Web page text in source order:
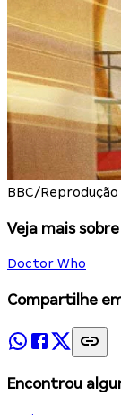
BBC/Reprodução
Veja mais sobre
Doctor Who
Compartilhe
Encontrou